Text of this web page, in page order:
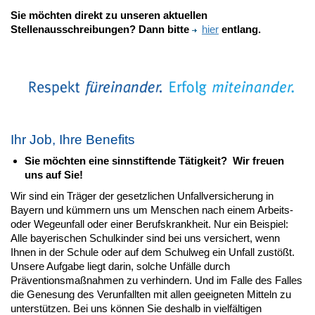
Sie möchten direkt zu unseren aktuellen
Stellenausschreibungen? Dann bitte
hier entlang.
Ihr Job, Ihre Benefits
Sie möchten eine sinnstiftende Tätigkeit? Wir freuen
uns auf Sie!
Wir sind ein Träger der gesetzlichen Unfallversicherung in
Bayern und kümmern uns um Menschen nach einem Arbeits-
oder Wegeunfall oder einer Berufskrankheit. Nur ein Beispiel:
Alle bayerischen Schulkinder sind bei uns versichert, wenn
Ihnen in der Schule oder auf dem Schulweg ein Unfall zustößt.
Unsere Aufgabe liegt darin, solche Unfälle durch
Präventionsmaßnahmen zu verhindern. Und im Falle des Falles
die Genesung des Verunfallten mit allen geeigneten Mitteln zu
unterstützen. Bei uns können Sie deshalb in vielfältigen